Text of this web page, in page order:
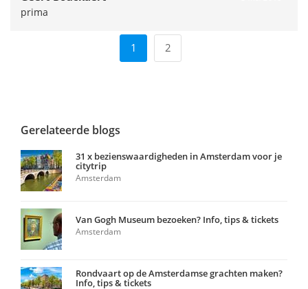
prima
1 2
Gerelateerde blogs
31 x bezienswaardigheden in Amsterdam voor je
citytrip
Amsterdam
Van Gogh Museum bezoeken? Info, tips & tickets
Amsterdam
Rondvaart op de Amsterdamse grachten maken?
Info, tips & tickets